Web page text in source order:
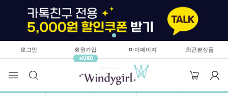
로그인
회원가입
+2,000
마이페이지 최근본상품